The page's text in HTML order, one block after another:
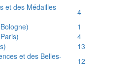
et des Médailles
4
1
4
13
et des Belles-
12